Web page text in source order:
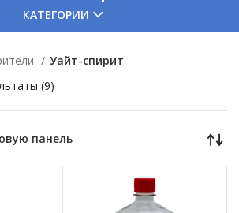
КАТЕГОРИИ
Уайт-спирит
(9)
панель